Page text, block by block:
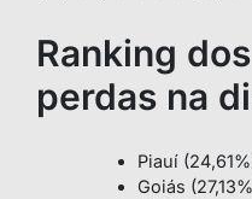
Ranking
perdas na
Piauí
Goiás